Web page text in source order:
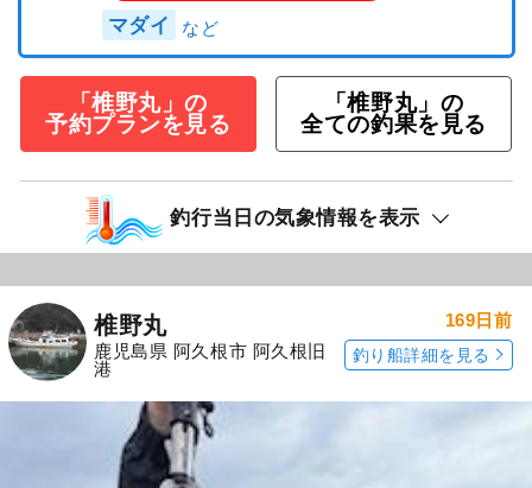
マダイ
「椎野丸」の
予約プランを見る
「椎野丸」の
全ての釣果を見る
釣行当日の気象情報を表示
椎野丸
鹿児島県 阿久根市 阿久根旧
港
169日前
釣り船詳細を見る